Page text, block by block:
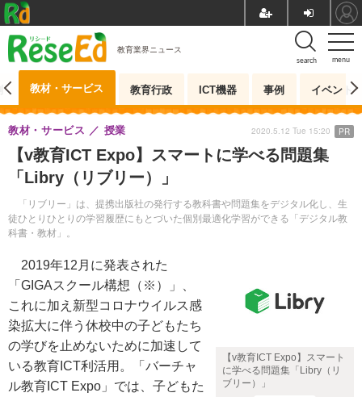
menu
search
教育業界ニュース
教材・サービス 教育行政 ICT機器 事例 イベント
【v教育ICT Expo】スマートに学べる問題集
「Libry（リブリー）」
「リブリー」は、提携出版社の発行する教科書や問題集をデジタル化し、生
徒ひとりひとりの学習履歴にもとづいた個別最適化学習ができる「デジタル教
科書・教材」。
教材・サービス 授業 2020.5.12 Tue 15:20 PR
【v教育ICT Expo】スマート
に学べる問題集「Libry（リ
ブリー）」
2019年12月に発表された
「GIGAスクール構想（※）」、
これに加え新型コロナウイルス感
染拡大に伴う休校中の子どもたち
の学びを止めないために加速して
いる教育ICT利活用。「バーチャ
ル教育ICT Expo」では、子どもた